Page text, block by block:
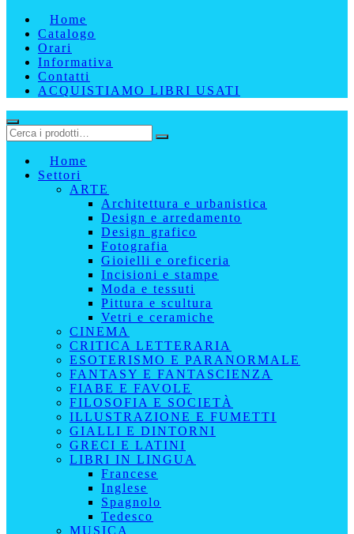
Home
Catalogo
Orari
Informativa
Contatti
ACQUISTIAMO LIBRI USATI
Home
Settori
ARTE
Architettura e urbanistica
Design e arredamento
Design grafico
Fotografia
Gioielli e oreficeria
Incisioni e stampe
Moda e tessuti
Pittura e scultura
Vetri e ceramiche
CINEMA
CRITICA LETTERARIA
ESOTERISMO E PARANORMALE
FANTASY E FANTASCIENZA
FIABE E FAVOLE
FILOSOFIA E SOCIETÀ
ILLUSTRAZIONE E FUMETTI
GIALLI E DINTORNI
GRECI E LATINI
LIBRI IN LINGUA
Francese
Inglese
Spagnolo
Tedesco
MUSICA